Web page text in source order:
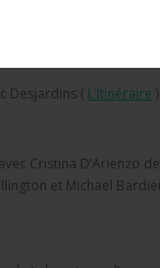
Living Lab
de l’Artificial
Desjardins ( L’Itinéraire
avec Cristina D’Arienzo
et Michael